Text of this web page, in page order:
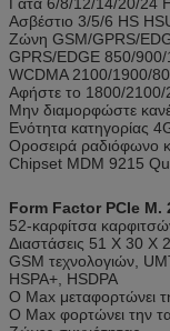
Ασβέστιο 3/5/6 HS
Ζώνη GSM/GPRS/
GPRS/EDGE 850/
WCDMA 2100/1900/
Αφήστε το 1800/
Μην διαμορφώστε
Ενότητα κατηγορίας
Οροσειρά ραδιόφωνο
Chipset MDM 9215
Form Factor PCIe Μ.
52-καρφίτσα
Διαστάσεις 51 X 30 X
GSM τεχνολογιών,
HSPA+, HSDPA
Ο Max μεταφορτώνει
Ο Max φορτώνει την